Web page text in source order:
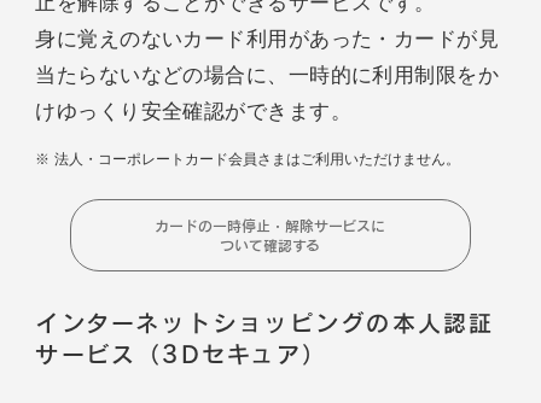
身に覚えのないカード利用があった・カードが見
当たらないなどの場合に、一時的に利用制限をか
けゆっくり安全確認ができます。
法人・コーポレートカード会員さまはご利用いただけません。
カードの一時停止・解除サービスに
ついて確認する
インターネットショッピングの本人認証
サービス（3Dセキュア）